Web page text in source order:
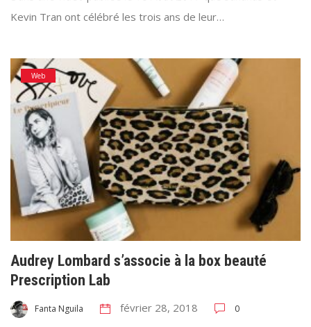
Kevin Tran ont célébré les trois ans de leur…
Web
Audrey Lombard s’associe à la box beauté
Prescription Lab
Fanta Nguila février 28, 2018 0